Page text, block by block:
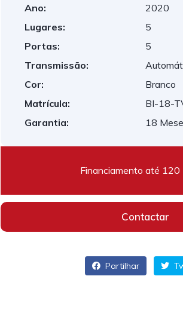
Ano:
2020
Lugares:
5
Portas:
5
Transmissão:
Cor:
Branco
Matrícula:
BI-18-
Garantia:
18
Financiamento até 120
Contactar
Partilhar